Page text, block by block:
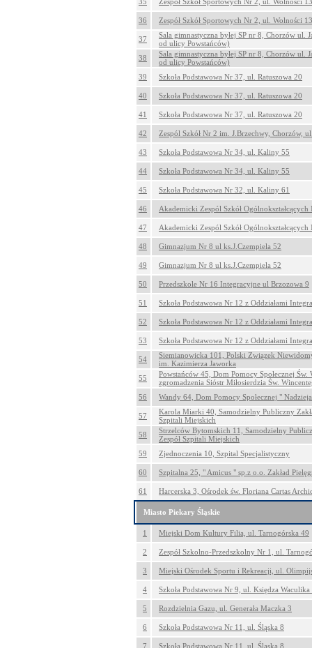
36 Zespół Szkół Sportowych Nr 2, ul. Wolności
37
Sala gimnastyczna byłej SP nr 8, Chorzów ul.
od ulicy Powstańców)
38
Sala gimnastyczna byłej SP nr 8, Chorzów ul.
od ulicy Powstańców)
39
Szkoła Podstawowa Nr 37, ul. Ratuszowa 20
40 Szkoła Podstawowa Nr 37, ul. Ratuszowa 20
41 Szkoła Podstawowa Nr 37, ul. Ratuszowa 20
42 Zespól Szkół Nr 2 im. J.Brzechwy, Chorzów,
43 Szkoła Podstawowa Nr 34, ul. Kaliny 55
44 Szkoła Podstawowa Nr 34, ul. Kaliny 55
45 Szkoła Podstawowa Nr 32, ul. Kaliny 61
46 Akademicki Zespól Szkół
47 Akademicki Zespól Szkół
48 Gimnazjum Nr 8 ul ks.J.Czempiela 52
49 Gimnazjum Nr 8 ul ks.J.Czempiela 52
50 Przedszkole Nr 16 Integracyjne ul Brzozowa 9
51 Szkoła Podstawowa Nr 12 z Oddziałami
52 Szkoła Podstawowa Nr 12 z Oddziałami
53 Szkoła Podstawowa Nr 12 z Oddziałami
54
Siemianowicka 101, Polski Związek
im. Kazimierza Jaworka
55
Powstańców 45, Dom Pomocy Społecznej
zgromadzenia Sióstr Miłosierdzia Św.
56
Wandy 64, Dom Pomocy Społecznej "
57
Karola Miarki 40, Samodzielny Publiczny
Szpitali Miejskich
58
Strzelców Bytomskich 11, Samodzielny
Zespół Szpitali Miejskich
59
Zjednoczenia 10, Szpital Specjalistyczny
60 Szpitalna 25, " Amicus " sp.z o.o. Zakład
61 Harcerska 3, Ośrodek św. Floriana Cartas
Miasto Piekary Śląskie
1 Miejski Dom Kultury Filia, ul. Tarnogórska 49
2 Zespół Szkolno-Przedszkolny Nr 1, ul.
3 Miejski Ośrodek Sportu i Rekreacji, ul.
4 Szkoła Podstawowa Nr 9, ul. Księdza Waculika
5 Rozdzielnia Gazu, ul. Generała Maczka 3
6 Szkoła Podstawowa Nr 11, ul. Śląska 8
7 Szkoła Podstawowa Nr 11, ul. Śląska 8